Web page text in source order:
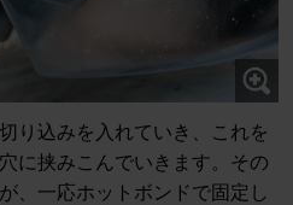
り込みを入れていき、これを
に挟みこんでいきます。その
、一応ホットボンドで固定し